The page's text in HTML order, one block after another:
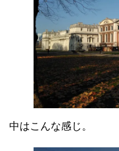
中はこんな感じ。